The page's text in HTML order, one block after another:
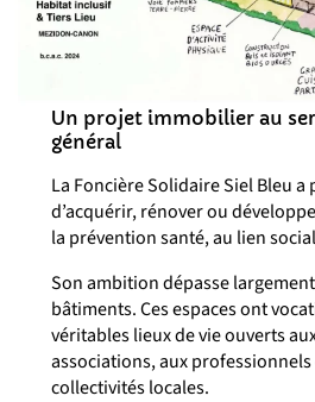
Un projet immobilier au
général
La Foncière Solidaire Siel Bleu
d’acquérir, rénover ou
la prévention santé, au lien
Son ambition dépasse
bâtiments. Ces espaces ont
véritables lieux de vie ouverts
associations, aux professionnels
collectivités locales.